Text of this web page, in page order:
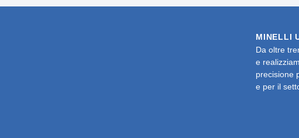
MINELLI
Da oltre
e
precisione
e per il